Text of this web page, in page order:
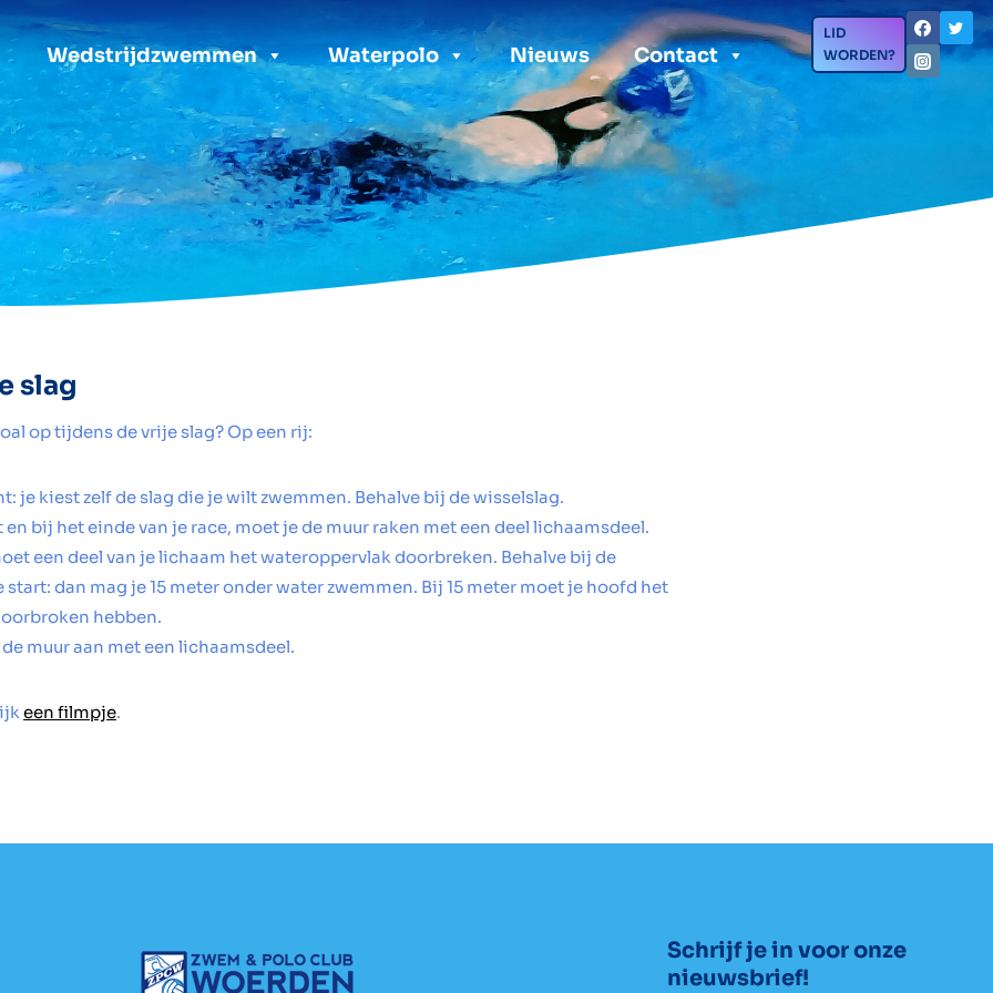
Wedstrijdzwemmen Waterpolo Nieuws Contact
LID
WORDEN?
slag
op tijdens de vrije slag? Op een rij:
je kiest zelf de slag die je wilt zwemmen. Behalve bij de wisselslag.
bij het einde van je race, moet je de muur raken met een deel lichaamsdeel.
een deel van je lichaam het wateroppervlak doorbreken. Behalve bij de
start: dan mag je 15 meter onder water zwemmen. Bij 15 meter moet je hoofd het
hebben.
muur aan met een lichaamsdeel.
een filmpje.
Schrijf je in voor onze
nieuwsbrief!